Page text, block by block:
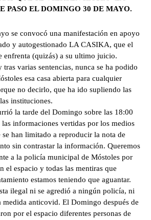
PASO EL DOMINGO 30 DE MAYO.
se convocó una manifestación en apoyo
y autogestionado LA CASIKA, que el
enfrenta (quizás) a su ultimo juicio.
tras varias sentencias, nunca se ha podido
esa casa abierta para cualquier
no decirlo, que ha ido supliendo las
instituciones.
la tarde del Domingo sobre las 18:00
informaciones vertidas por los medios
han limitado a reproducir la nota de
sin contrastar la información. Queremos
a la policía municipal de Móstoles por
el espacio y todas las mentiras que
estamos teniendo que aguantar.
ilegal ni se agredió a ningún policía, ni
anticovid. El Domingo después de
por el espacio diferentes personas de